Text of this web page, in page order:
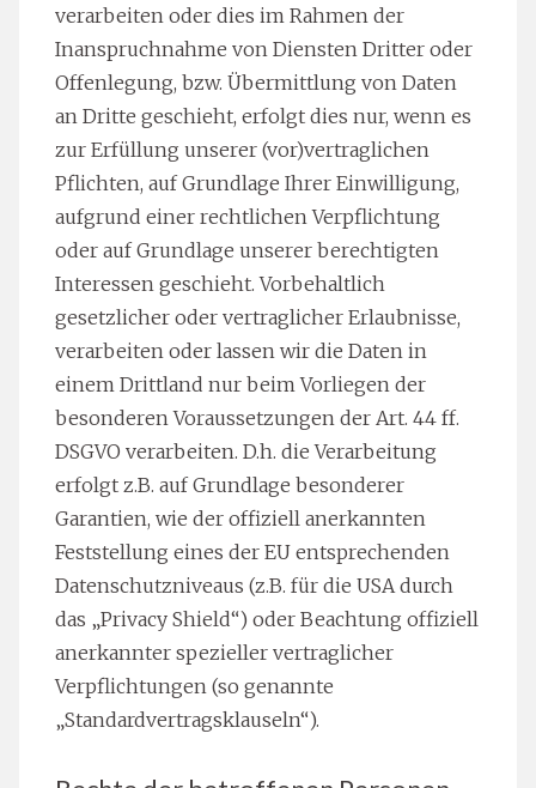
verarbeiten oder dies im Rahmen der
Inanspruchnahme von Diensten Dritter oder
Offenlegung, bzw. Übermittlung von Daten
an Dritte geschieht, erfolgt dies nur, wenn es
zur Erfüllung unserer (vor)vertraglichen
Pflichten, auf Grundlage Ihrer Einwilligung,
aufgrund einer rechtlichen Verpflichtung
oder auf Grundlage unserer berechtigten
Interessen geschieht. Vorbehaltlich
gesetzlicher oder vertraglicher Erlaubnisse,
verarbeiten oder lassen wir die Daten in
einem Drittland nur beim Vorliegen der
besonderen Voraussetzungen der Art. 44 ff.
DSGVO verarbeiten. D.h. die Verarbeitung
erfolgt z.B. auf Grundlage besonderer
Garantien, wie der offiziell anerkannten
Feststellung eines der EU entsprechenden
Datenschutzniveaus (z.B. für die USA durch
das „Privacy Shield“) oder Beachtung offiziell
anerkannter spezieller vertraglicher
Verpflichtungen (so genannte
„Standardvertragsklauseln“).